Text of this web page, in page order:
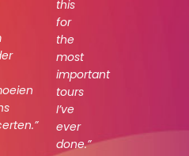
this
for
the
most
important
tours
I’ve
ever
done.”